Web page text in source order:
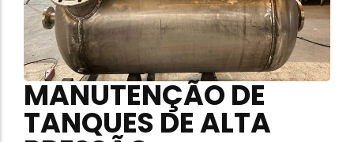
MANUTENÇÃO DE
TANQUES DE ALTA